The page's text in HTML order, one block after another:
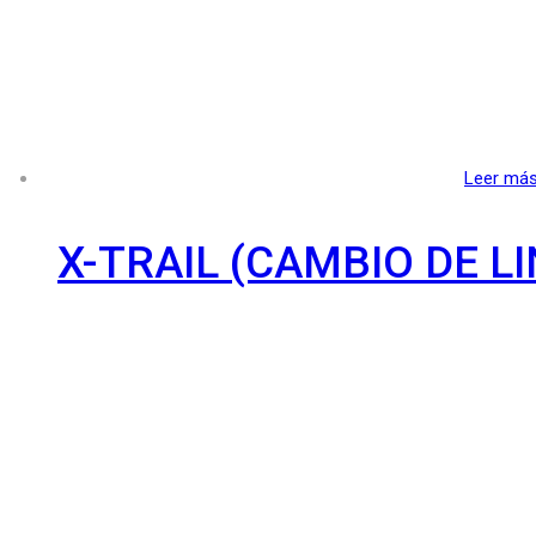
Leer más
X-TRAIL (CAMBIO DE